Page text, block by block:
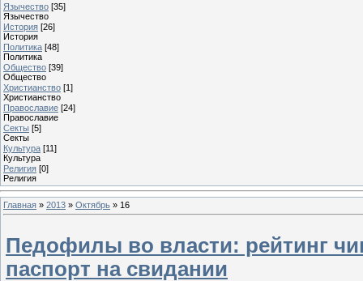
Язычество [35]
Язычество
История [26]
История
Политика [48]
Политика
Общество [39]
Общество
Христианство [1]
Христианство
Православие [24]
Православие
Секты [5]
Секты
Культура [11]
Культура
Религия [0]
Религия
Главная » 2013 » Октябрь » 16
Педофилы во власти: рейтинг
паспорт на свидании